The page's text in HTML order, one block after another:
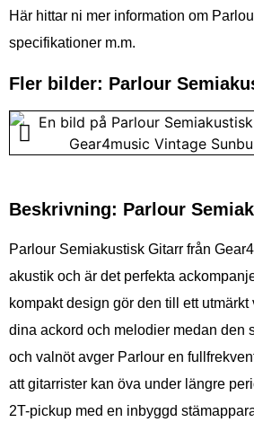
Här hittar ni mer information om
specifikationer m.m.
Fler bilder: Parlour
Beskrivning: Parlour
Parlour Semiakustisk Gitarr från
akustik och är det perfekta
kompakt design gör den till ett
dina ackord och melodier medan den
och valnöt avger Parlour en
att gitarrister kan öva under längre
2T-pickup med en inbyggd